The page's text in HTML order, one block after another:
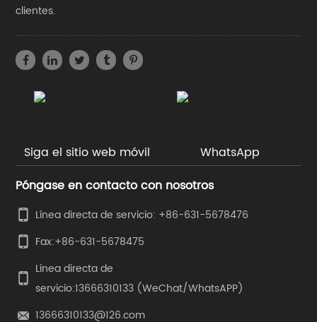
clientes.
Siga el sitio web móvil
WhatsApp
Póngase en contacto con nosotros
Línea directa de servicio: +86-631-5678476
Fax:+86-631-5678475
Línea directa de
servicio:13666310133 (WeChat/WhatsAPP)
13666310133@126.com